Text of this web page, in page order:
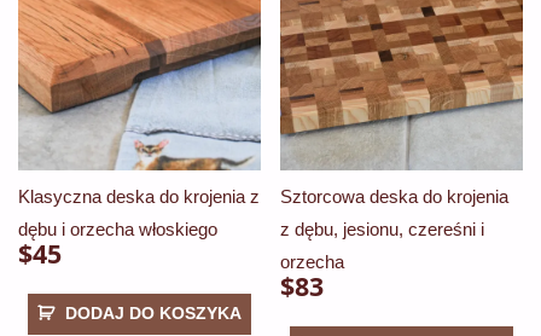
Klasyczna deska do krojenia z
dębu i orzecha włoskiego
$45
DODAJ DO KOSZYKA
Sztorcowa deska do krojenia
z dębu, jesionu, czereśni i
orzecha
$83